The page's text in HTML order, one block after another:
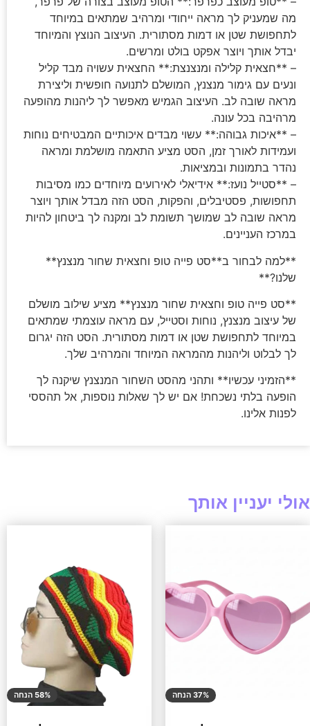
מה שמעניק לך מראה ייחודי ומרהיב שמתאים במיוחד
לתחפושת שטן או דמות מסתורית. העיצוב הנוצץ והמיוחד
יבדל אותך ויוצר אפקט בולט ומרשים.
– **חצאית קלילה ומנצנצת:** החצאית עשויה מבד קליל
ונעים עם גימור מנצנץ, המושלם לתנועה חופשית וליצירת
מראה שובה לב. העיצוב הגמיש מאפשר לך ליהנות מהופעה
מרהיבה בכל עונה.
– **איכות גבוהה:** עשוי מבדים איכותיים המבטיחים נוחות
ועמידות לאורך זמן, הסט מציע התאמה מושלמת ומראה
נהדר בתמונות ובמציאות.
– **סטייל נועז:** אידיאלי לאירועים מיוחדים כמו מסיבות
תחפושות, פסטיבלים, והפקות, הסט הזה מבדל אותך ויוצר
מראה שובה לב שמושך תשומת לב ומקנה לך ביטחון להיות
במרכז העניינים.
**למה לבחור ב**סט פייה טופ וחצאית שחור מנצנץ**
שלנו?**
**סט פייה טופ וחצאית שחור מנצנץ** מציע שילוב מושלם
של עיצוב מנצנץ, נוחות וסטייל, עם מראה עוצמתי שמתאים
במיוחד לתחפושת שטן או דמות מסתורית. הסט הזה יגרום
לך לבלוט וליהנות מהמראה המיוחד והמרהיב שלך.
**הזמיני עכשיו** ותהני מהסט השחור המנצנץ שיקנה לך
הופעה בלתי נשכחת! אם יש לך שאלות נוספות, אל תהססי
לפנות אלינו.
אולי יעניין אותך
37% הנחה 58% הנחה